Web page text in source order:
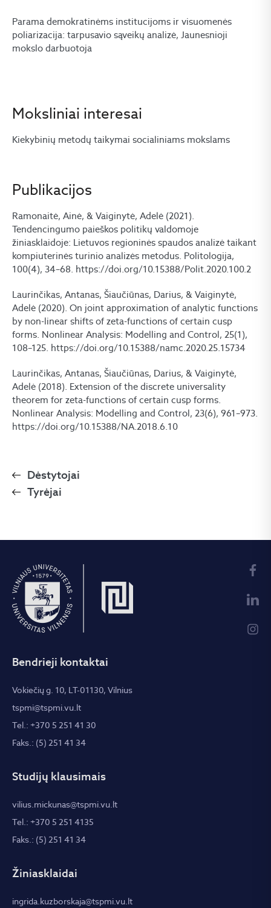
Parama demokratinėms institucijoms ir visuomenės
poliarizacija: tarpusavio sąveikų analizė, Jaunesnioji
mokslo darbuotoja
Moksliniai interesai
Kiekybinių metodų taikymai socialiniams mokslams
Publikacijos
Ramonaitė, Ainė, & Vaiginytė, Adelė (2021).
Tendencingumo paieškos politikų valdomoje
žiniasklaidoje: Lietuvos regioninės spaudos analizė taikant
kompiuterinės turinio analizės metodus. Politologija,
100(4), 34–68. https://doi.org/10.15388/Polit.2020.100.2
Laurinčikas, Antanas, Šiaučiūnas, Darius, & Vaiginytė,
Adelė (2020). On joint approximation of analytic functions
by non-linear shifts of zeta-functions of certain cusp
forms. Nonlinear Analysis: Modelling and Control, 25(1),
108–125. https://doi.org/10.15388/namc.2020.25.15734
Laurinčikas, Antanas, Šiaučiūnas, Darius, & Vaiginytė,
Adelė (2018). Extension of the discrete universality
theorem for zeta-functions of certain cusp forms.
Nonlinear Analysis: Modelling and Control, 23(6), 961–973.
https://doi.org/10.15388/NA.2018.6.10
Dėstytojai
Tyrėjai
Bendrieji kontaktai
Vokiečių g. 10, LT-01130, Vilnius
tspmi@tspmi.vu.lt
Tel.: +370 5 251 41 30
Faks.: (5) 251 41 34
Studijų klausimais
vilius.mickunas@tspmi.vu.lt
Tel.: +370 5 251 4135
Faks.: (5) 251 41 34
Žiniasklaidai
ingrida.kuzborskaja@tspmi.vu.lt